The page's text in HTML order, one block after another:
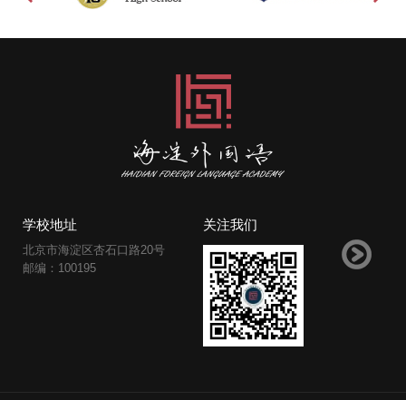
学校地址
北京市海淀区杏石口路20号
邮编：100195
关注我们